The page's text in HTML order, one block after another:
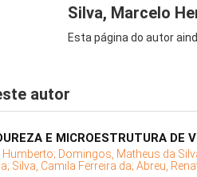
Silva, Marcelo
Esta página do autor
autor
E MICROESTRUTURA DE
Domingos, Matheus da
Silva, Camila Ferreira da; Abreu,